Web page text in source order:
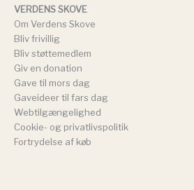
VERDENS SKOVE
Om Verdens Skove
Bliv frivillig
Bliv støttemedlem
Giv en donation
Gave til mors dag
Gaveideer til fars dag
Webtilgængelighed
Cookie- og privatlivspolitik
Fortrydelse af køb